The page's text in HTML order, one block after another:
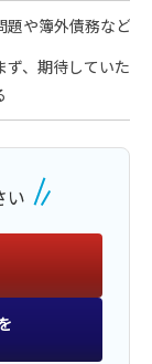
や簿外債務など
、期待していた
い